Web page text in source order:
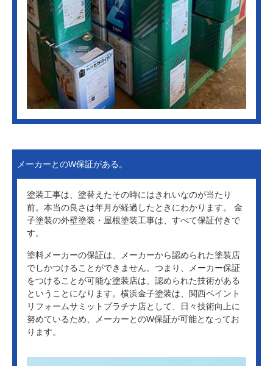
メーカーとのW保証がある。
塗装工事は、塗替えたその時にはきれいなのが当たり
前。本当の良さは年月が経過したときにわかります。 金
子塗装の外壁塗装・屋根塗装工事は、すべて保証付きで
す。
塗料メーカーの保証は、メーカーから認められた塗装店
でしかつけることができません。つまり、メーカー保証
をつけることが可能な塗装店は、認められた技術がある
ということになります。横浜金子塗装は、関西ペイント
リフォームサミットプラチナ店として、日々技術向上に
努めているため、メーカーとのW保証が可能となってお
ります。